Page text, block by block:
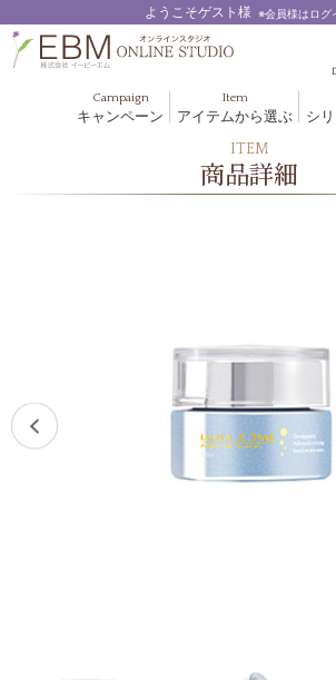
ようこそゲスト様 ※会員様はログ
Campaign
キャンペーン
Item
アイテムから選ぶ
健美食品
シ
ブルームオーラ.
アクアイーズ
マザーズエンブレイス
SAVC
ミライワ
ITEM
商品詳細